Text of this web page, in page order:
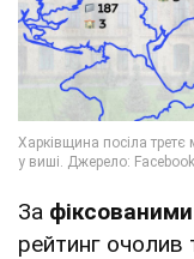
За
рейтинг очолив